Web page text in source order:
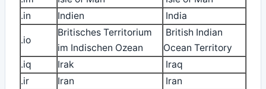
.in
Indien India
.io
Britisches Territorium
im Indischen Ozean
British Indian
Ocean Territory
.iq
Irak
Iraq
.ir
Iran
Iran